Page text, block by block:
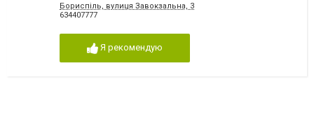
Бориспіль, вулиця Завокзальна, 3
634407777
Я рекомендую